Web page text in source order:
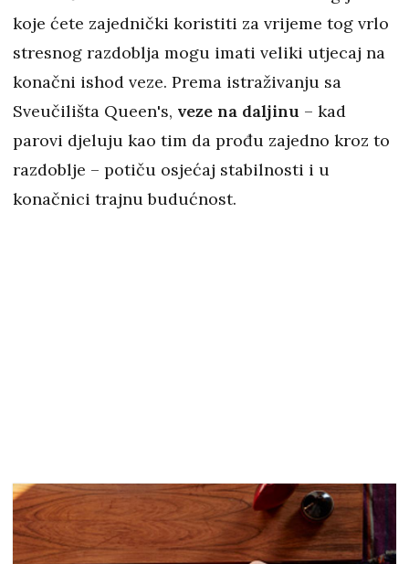
koje ćete zajednički koristiti za vrijeme tog vrlo
stresnog razdoblja mogu imati veliki utjecaj na
konačni ishod veze. Prema istraživanju sa
Sveučilišta Queen's, veze na daljinu – kad
parovi djeluju kao tim da prođu zajedno kroz to
razdoblje – potiču osjećaj stabilnosti i u
konačnici trajnu budućnost.